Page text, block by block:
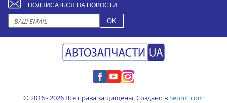
ПОДПИСАТЬСЯ НА НОВОСТИ
© 2016 - 2026 Все права защищены. Создано вSeotm.com